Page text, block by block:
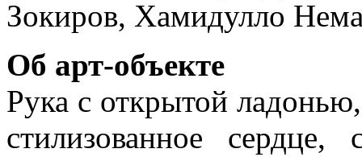
Зокиров, Хамидулло
Об арт-объекте
Рука с открытой
стилизованное сердце,